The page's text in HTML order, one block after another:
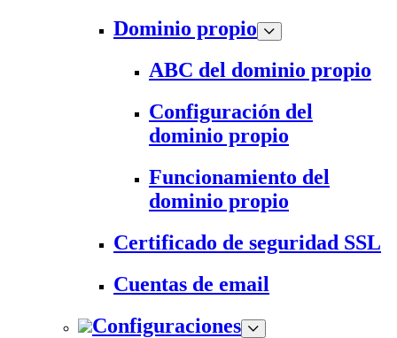
Dominio propio
ABC del dominio propio
Configuración del
dominio propio
Funcionamiento del
dominio propio
Certificado de seguridad SSL
Cuentas de email
Configuraciones